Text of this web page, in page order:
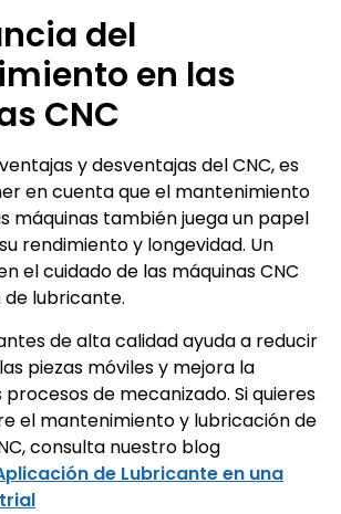
del
en las
CNC
y desventajas del CNC, es
en cuenta que el mantenimiento
máquinas también juega un papel
rendimiento y longevidad. Un
el cuidado de las máquinas CNC
lubricante.
de alta calidad ayuda a reducir
piezas móviles y mejora la
de mecanizado. Si quieres
el mantenimiento y lubricación de
consulta nuestro blog
de Lubricante en una